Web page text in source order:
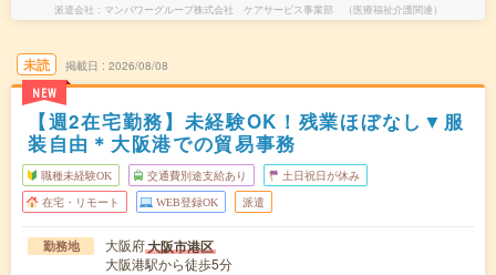
派遣会社 マンパワーグループ株式会社 ケアサービス事業部 （医療福祉介護関連）
未読
NEW
掲載日 2026/08/08
【週2在宅勤務】未経験OK！残業ほぼなし▼服
装自由＊大阪港での貿易事務
職種未経験OK 交通費別途支給あり 土日祝日が休み
在宅・リモート WEB登録OK 派遣
勤務地 大阪府大阪市港区
大阪港駅から徒歩5分